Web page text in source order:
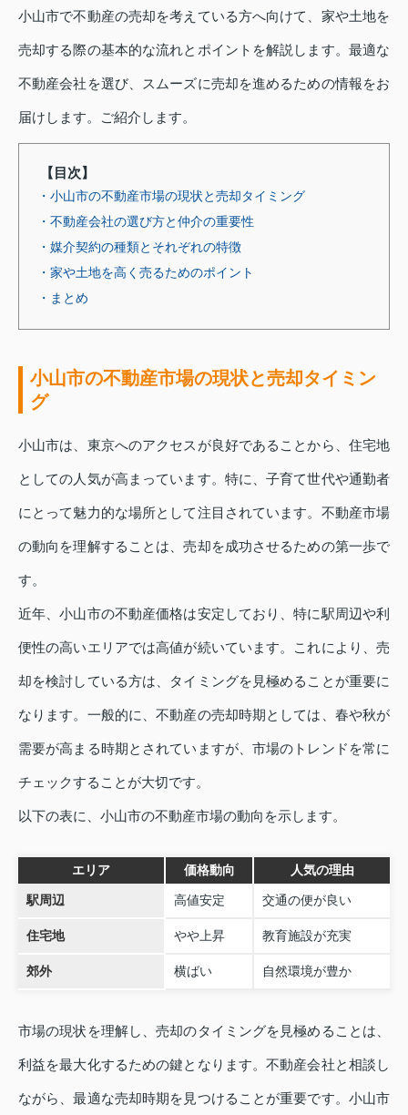
小山市で不動産の売却を考えている方へ向けて、家や土地を
売却する際の基本的な流れとポイントを解説します。最適な
不動産会社を選び、スムーズに売却を進めるための情報をお
届けします。ご紹介します。
【目次】
・小山市の不動産市場の現状と売却タイミング
・不動産会社の選び方と仲介の重要性
・媒介契約の種類とそれぞれの特徴
・家や土地を高く売るためのポイント
・まとめ
小山市の不動産市場の現状と売却タイミン
グ
小山市は、東京へのアクセスが良好であることから、住宅地
としての人気が高まっています。特に、子育て世代や通勤者
にとって魅力的な場所として注目されています。不動産市場
の動向を理解することは、売却を成功させるための第一歩で
す。
近年、小山市の不動産価格は安定しており、特に駅周辺や利
便性の高いエリアでは高値が続いています。これにより、売
却を検討している方は、タイミングを見極めることが重要に
なります。一般的に、不動産の売却時期としては、春や秋が
需要が高まる時期とされていますが、市場のトレンドを常に
チェックすることが大切です。
以下の表に、小山市の不動産市場の動向を示します。
エリア 価格動向 人気の理由
駅周辺 高値安定 交通の便が良い
住宅地 やや上昇 教育施設が充実
郊外 横ばい 自然環境が豊か
市場の現状を理解し、売却のタイミングを見極めることは、
利益を最大化するための鍵となります。不動産会社と相談し
ながら、最適な売却時期を見つけることが重要です。小山市